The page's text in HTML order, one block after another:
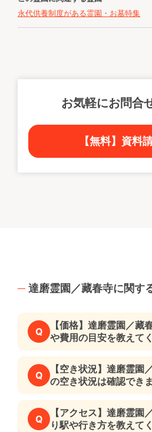
永代供養制度がある霊園・お墓特集
お気軽にお問合
【無料】資料
達磨霊園／藏春寺に関す
Q
【価格】達磨霊園／藏
や費用の目安を教えて
Q
【空き状況】達磨霊園
の空き状況は確認でき
Q
【アクセス】達磨霊園
り駅や行き方を教えて